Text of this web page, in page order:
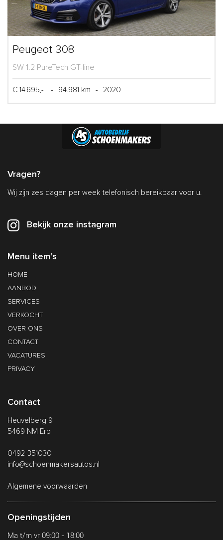
Peugeot 308
SW 1.2 PureTech GT-line
€ 14.695,- - 94.981 km - 2020
Vragen?
Wij zijn zes dagen per week telefonisch bereikbaar voor u.
Bekijk onze instagram
Menu item’s
HOME
AANBOD
SERVICES
VERKOCHT
OVER ONS
CONTACT
VACATURES
PRIVACY
Contact
Heuvelberg 9
5469 NM Erp
0492-351030
info@schoenmakersautos.nl
Algemene voorwaarden
Openingstijden
Ma t/m vr 09:00 - 18:00